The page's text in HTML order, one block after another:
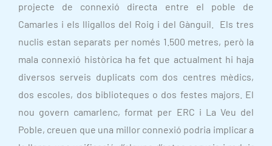
projecte de connexió directa entre el poble de
Camarles i els lligallos del Roig i del Gànguil. Els tres
nuclis estan separats per només 1.500 metres, però la
mala connexió històrica ha fet que actualment hi haja
diversos serveis duplicats com dos centres mèdics,
dos escoles, dos biblioteques o dos festes majors. El
nou govern camarlenc, format per ERC i La Veu del
Poble, creuen que una millor connexió podria implicar a